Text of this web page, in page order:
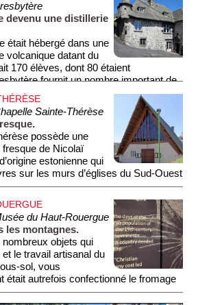
devenu une distillerie
était hébergé dans une
volcanique datant du
170 élèves, dont 80 étaient
fournit un nombre important de
Rodez. De nos jours, le bâtiment abrite
qui peut se visiter.
Sainte-Thérèse
possède une
de Nicolaï
estonienne qui
sur les murs d’églises du Sud-Ouest
du Haut-Rouergue
les montagnes.
objets qui
le travail artisanal du
sol, vous
était autrefois confectionné le fromage